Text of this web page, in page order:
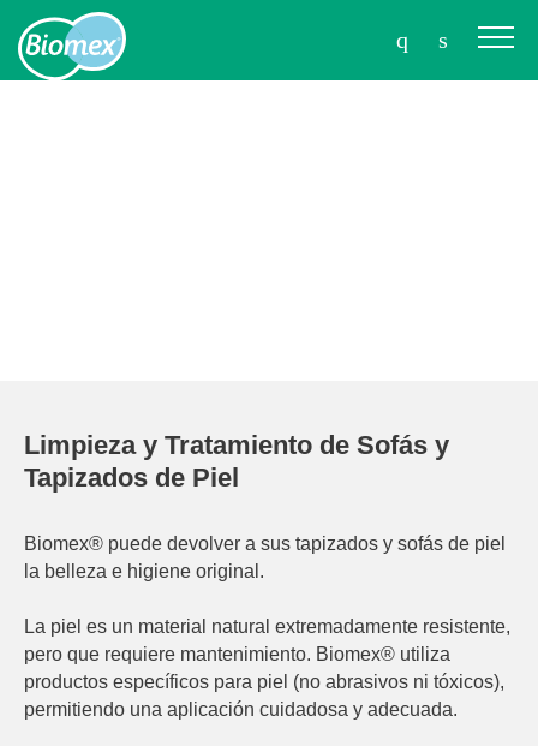
Limpieza y Tratamiento de Sofás y
Tapizados de Piel
Biomex® puede devolver a sus tapizados y sofás de piel
la belleza e higiene original.
La piel es un material natural extremadamente resistente,
pero que requiere mantenimiento. Biomex® utiliza
productos específicos para piel (no abrasivos ni tóxicos),
permitiendo una aplicación cuidadosa y adecuada.